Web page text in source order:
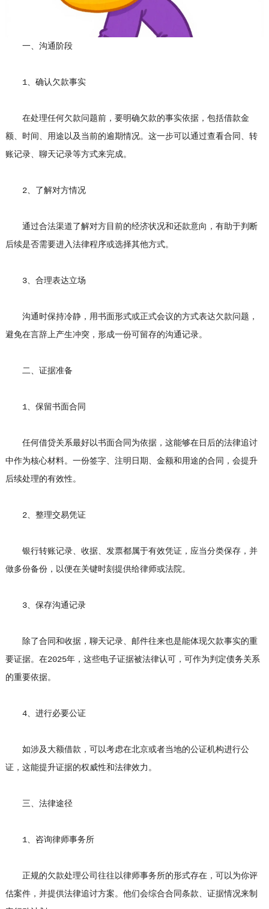
一、沟通阶段
1、确认欠款事实
在处理任何欠款问题前，要明确欠款的事实依据，包括借款金
额、时间、用途以及当前的逾期情况。这一步可以通过查看合同、转
账记录、聊天记录等方式来完成。
2、了解对方情况
通过合法渠道了解对方目前的经济状况和还款意向，有助于判断
后续是否需要进入法律程序或选择其他方式。
3、合理表达立场
沟通时保持冷静，用书面形式或正式会议的方式表达欠款问题，
避免在言辞上产生冲突，形成一份可留存的沟通记录。
二、证据准备
1、保留书面合同
任何借贷关系最好以书面合同为依据，这能够在日后的法律追讨
中作为核心材料。一份签字、注明日期、金额和用途的合同，会提升
后续处理的有效性。
2、整理交易凭证
银行转账记录、收据、发票都属于有效凭证，应当分类保存，并
做多份备份，以便在关键时刻提供给律师或法院。
3、保存沟通记录
除了合同和收据，聊天记录、邮件往来也是能体现欠款事实的重
要证据。在2025年，这些电子证据被法律认可，可作为判定债务关系
的重要依据。
4、进行必要公证
如涉及大额借款，可以考虑在北京或者当地的公证机构进行公
证，这能提升证据的权威性和法律效力。
三、法律途径
1、咨询律师事务所
正规的欠款处理公司往往以律师事务所的形式存在，可以为你评
估案件，并提供法律追讨方案。他们会综合合同条款、证据情况来制